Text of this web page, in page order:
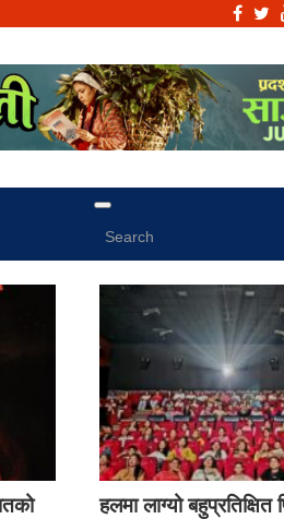
हलमा लाग्यो बहुप्रतिक्षित